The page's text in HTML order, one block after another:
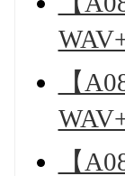
【
【